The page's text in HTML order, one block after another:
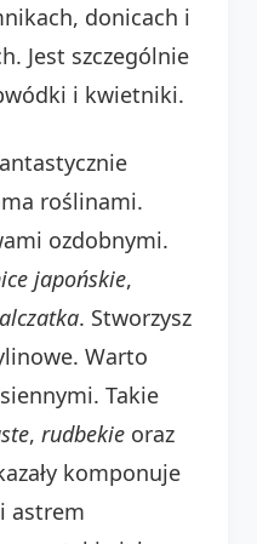
donicach i
Jest szczególnie
i kwietniki.
roślinami.
ozdobnymi.
japońskie,
. Stworzysz
Warto
Takie
, rudbekie oraz
komponuje
astrem